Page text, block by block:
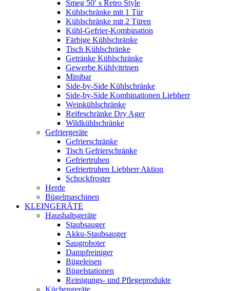
Smeg 50′ s Retro Style
Kühlschränke mit 1 Tür
Kühlschränke mit 2 Türen
Kühl-Gefrier-Kombination
Färbige Kühlschränke
Tisch Kühlschränke
Getränke Kühlschränke
Gewerbe Kühlvitrinen
Minibar
Side-by-Side Kühlschränke
Side-by-Side Kombinationen Liebherr
Weinkühlschränke
Reifeschränke Dry Ager
Wildkühlschränke
Gefriergeräte
Gefrierschränke
Tisch Gefrierschränke
Gefriertruhen
Gefriertruhen Liebherr Aktion
Schockfroster
Herde
Bügelmaschinen
KLEINGERÄTE
Haushaltsgeräte
Staubsauger
Akku-Staubsauger
Saugroboter
Dampfreiniger
Bügeleisen
Bügelstationen
Reinigungs- und Pflegeprodukte
Küchengeräte